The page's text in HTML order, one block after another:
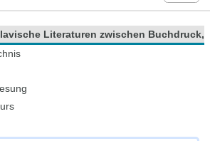
Literaturen zwischen